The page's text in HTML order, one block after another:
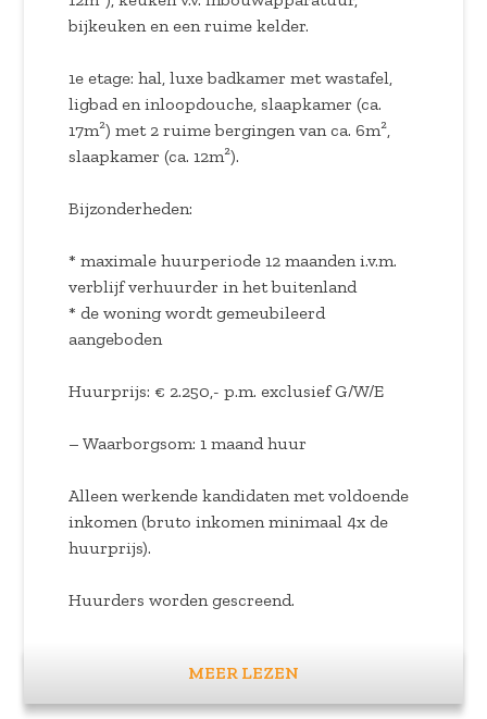
bijkeuken en een ruime kelder.
1e etage: hal, luxe badkamer met wastafel,
ligbad en inloopdouche, slaapkamer (ca.
17m²) met 2 ruime bergingen van ca. 6m²,
slaapkamer (ca. 12m²).
Bijzonderheden:
* maximale huurperiode 12 maanden i.v.m.
verblijf verhuurder in het buitenland
* de woning wordt gemeubileerd
aangeboden
Huurprijs: € 2.250,- p.m. exclusief G/W/E
– Waarborgsom: 1 maand huur
Alleen werkende kandidaten met voldoende
inkomen (bruto inkomen minimaal 4x de
huurprijs).
Huurders worden gescreend.
MEER LEZEN